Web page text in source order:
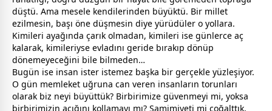
düştü. Ama mesele kendilerinden büyüktü. Bir millet
ezilmesin, başı öne düşmesin diye yürüdüler o yollara.
Kimileri ayağında çarık olmadan, kimileri ise günlerce aç
kalarak, kimileriyse evladını geride bırakıp dönüp
dönemeyeceğini bile bilmeden…
Bugün ise insan ister istemez başka bir gerçekle yüzleşiyor.
O gün memleket uğruna can veren insanların torunları
olarak biz neyi büyüttük? Birbirimize güvenmeyi mi, yoksa
birbirimizin açığını kollamayı mı? Samimiyeti mi çoğalttık,